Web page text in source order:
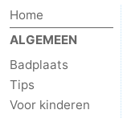
Home
ALGEMEEN
Badplaats
Tips
Voor kinderen